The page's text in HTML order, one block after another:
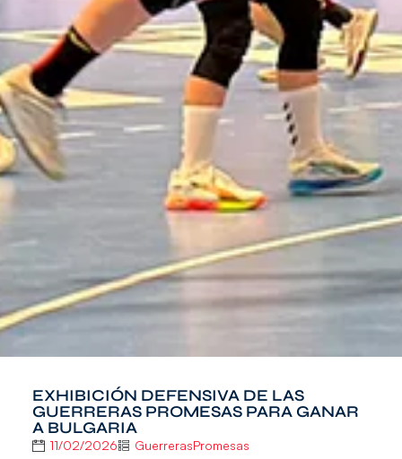
EXHIBICIÓN DEFENSIVA DE LAS
GUERRERAS PROMESAS PARA GANAR
A BULGARIA
11/02/2026 GuerrerasPromesas